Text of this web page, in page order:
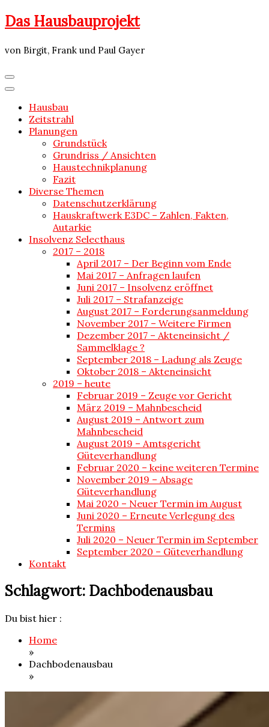
Skip
to
Das Hausbauprojekt
von Birgit, Frank und Paul Gayer
Hausbau
Zeitstrahl
Planungen
Grundstück
Grundriss / Ansichten
Haustechnikplanung
Fazit
Diverse Themen
Datenschutzerklärung
Hauskraftwerk E3DC – Zahlen, Fakten,
Autarkie
Insolvenz Selecthaus
2017 – 2018
April 2017 – Der Beginn vom Ende
Mai 2017 – Anfragen laufen
Juni 2017 – Insolvenz eröffnet
Juli 2017 – Strafanzeige
August 2017 – Forderungsanmeldung
November 2017 – Weitere Firmen
Dezember 2017 – Akteneinsicht /
Sammelklage ?
September 2018 – Ladung als Zeuge
Oktober 2018 – Akteneinsicht
2019 – heute
Februar 2019 – Zeuge vor Gericht
März 2019 – Mahnbescheid
August 2019 – Antwort zum
Mahnbescheid
August 2019 – Amtsgericht
Güteverhandlung
Februar 2020 – keine weiteren Termine
November 2019 – Absage
Güteverhandlung
Mai 2020 – Neuer Termin im August
Juni 2020 – Erneute Verlegung des
Termins
Juli 2020 – Neuer Termin im September
September 2020 – Güteverhandlung
Kontakt
Schlagwort: Dachbodenausbau
Du bist hier :
Home
»
Dachbodenausbau
»